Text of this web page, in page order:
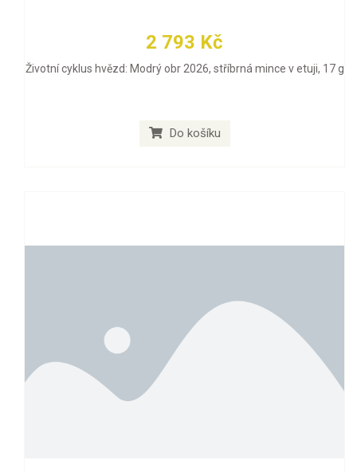
2 793 Kč
Životní cyklus hvězd: Modrý obr 2026, stříbrná mince v etuji, 17 g
Do košíku